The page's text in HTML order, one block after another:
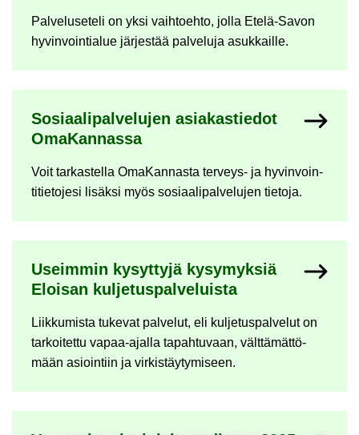
Pal­ve­luse­te­li on yksi vaih­toeh­to, jolla Etelä-​Savon
hy­vin­voin­tia­lue jär­jes­tää pal­ve­lu­ja asuk­kail­le.
So­si­aa­li­pal­ve­lu­jen asia­kas­tie­dot
Oma­Kan­nas­sa
Voit tar­kas­tel­la Oma­Kan­nas­ta terveys-​​ ja hy­vin­voin­
ti­tie­to­je­si li­säk­si myös so­si­aa­li­pal­ve­lu­jen tie­to­ja.
Useim­min ky­syt­ty­jä ky­sy­myk­siä
Eloi­san kul­je­tus­pal­ve­luis­ta
Liik­ku­mis­ta tu­ke­vat pal­ve­lut, eli kul­je­tus­pal­ve­lut on
tar­koi­tet­tu vapaa-​ajalla ta­pah­tu­vaan, vält­tä­mät­tö­
mään asioin­tiin ja vir­kis­täy­ty­mi­seen.